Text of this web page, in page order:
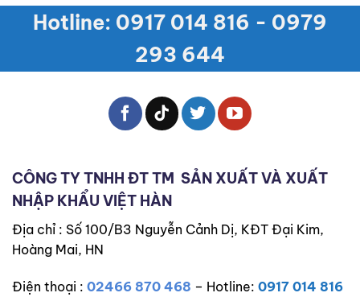
Hotline: 0917 014 816 - 0979
293 644
CÔNG TY TNHH ĐT TM SẢN XUẤT VÀ XUẤT
NHẬP KHẨU VIỆT HÀN
Địa chỉ : Số 100/B3 Nguyễn Cảnh Dị, KĐT Đại Kim,
Hoàng Mai, HN
Điện thoại : 02466 870 468 – Hotline: 0917 014 816